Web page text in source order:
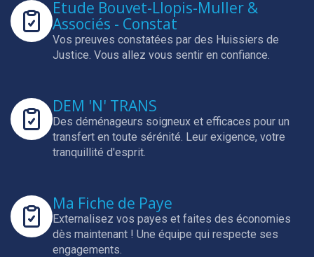
Etude Bouvet-Llopis-Muller &
Associés - Constat
Vos preuves constatées par des Huissiers de
Justice. Vous allez vous sentir en confiance.
DEM 'N' TRANS
Des déménageurs soigneux et efficaces pour un
transfert en toute sérénité. Leur exigence, votre
tranquillité d'esprit.
Ma Fiche de Paye
Externalisez vos payes et faites des économies
dès maintenant ! Une équipe qui respecte ses
engagements.